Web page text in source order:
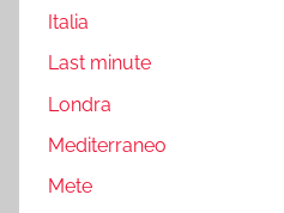
Italia
Last minute
Londra
Mediterraneo
Mete